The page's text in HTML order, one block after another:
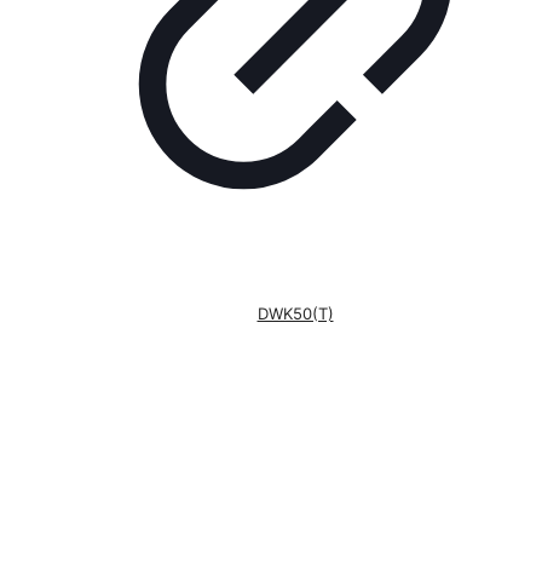
DWK50(T)